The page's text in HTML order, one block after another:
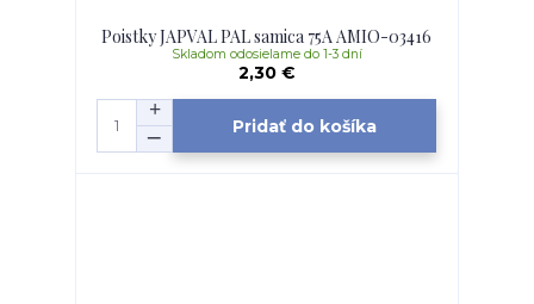
Poistky JAPVAL PAL samica 75A AMIO-03416
2,30 €
Skladom odosielame do 1-3 dní
Pridať do košíka